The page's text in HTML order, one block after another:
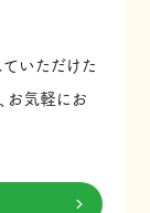
ていただけた
お気軽にお